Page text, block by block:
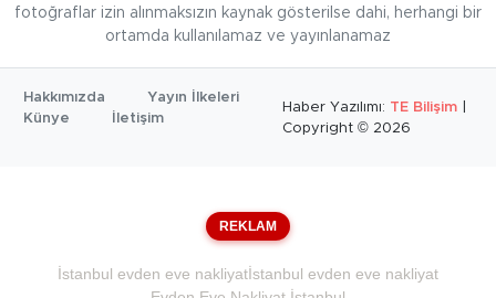
fotoğraflar izin alınmaksızın kaynak gösterilse dahi, herhangi bir
ortamda kullanılamaz ve yayınlanamaz
Hakkımızda
Yayın İlkeleri
Künye
İletişim
Haber Yazılımı: TE Bilişim
Copyright © 2026
REKLAM
İstanbul evden eve nakliyatİstanbul evden eve nakliyat